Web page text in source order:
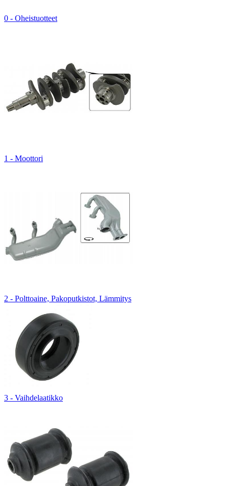
0 - Oheistuotteet
1 - Moottori
2 - Polttoaine, Pakoputkistot, Lämmitys
3 - Vaihdelaatikko